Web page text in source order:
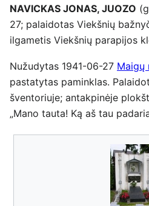
NAVICKAS JONAS, JUOZO
27; palaidotas Viekšnių
ilgametis Viekšnių parapijos
Nužudytas 1941-06-27 Maigų
pastatytas paminklas.
šventoriuje; antakpinėje
„Mano tauta! Ką aš tau